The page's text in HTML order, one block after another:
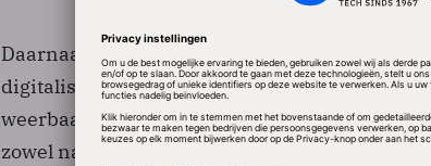
Daarnaast groeit de maatschappelijke en
digitalisering en sociale media. Discussies
weerbaarheid en de rol van Big Tech leiden
zowel nationaal als op Europees niveau.